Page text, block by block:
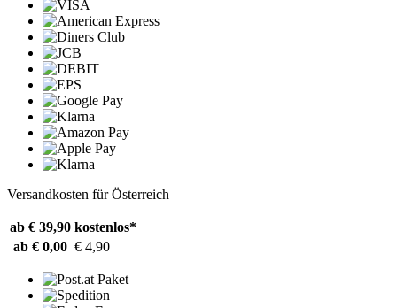
Versandkosten für Österreich
ab € 39,90 kostenlos*
ab € 0,00 € 4,90